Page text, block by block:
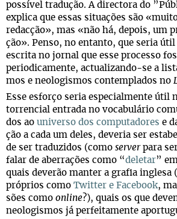
pos­sí­vel tra­du­ção. A direc­tora do
explica que essas situ­a­ções são
redac­ção», mas «não há, depois, um
ção». Penso, no entanto, que seria útil
escrita no jor­nal que esse pro­cesso
peri­o­di­ca­mente, actualizando-se a
mos e neo­lo­gis­mos con­tem­pla­dos no
Esse esforço seria espe­ci­al­mente útil
tor­ren­cial entrada no voca­bu­lá­rio
dos ao uni­verso dos com­pu­ta­do­res e
ção a cada um deles, deve­ria ser
de ser tra­du­zi­dos (como ser­verpara
falar de aber­ra­ções como “dele­tar”
quais deve­rão man­ter a gra­fia inglesa
pró­prios como Twit­ter e Face­book,
sões como online?), quais os que
neo­lo­gis­mos já per­fei­ta­mente